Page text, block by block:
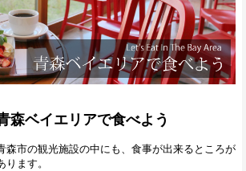
森ベイエリアで食べよう
森市の観光施設の中にも、食事が出来るところが
ります。